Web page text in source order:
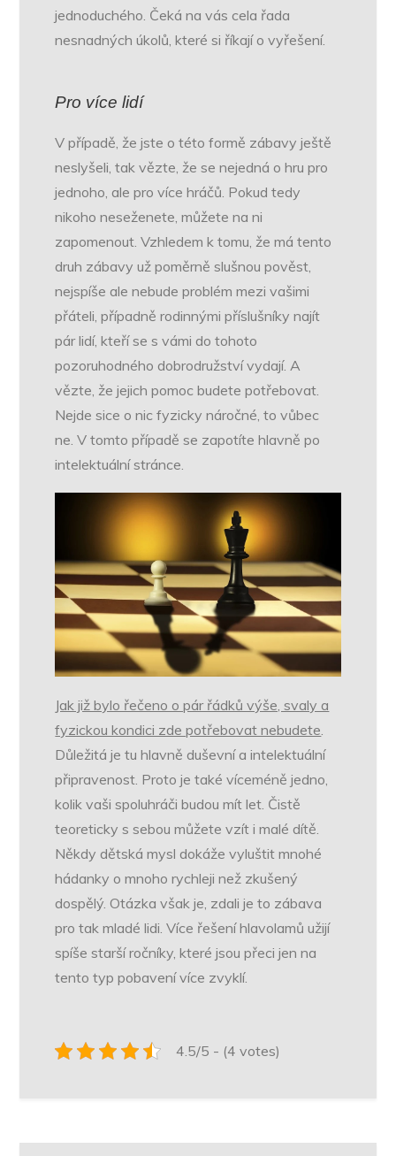
jednoduchého. Čeká na vás cela řada
nesnadných úkolů, které si říkají o vyřešení.
Pro více lidí
V případě, že jste o této formě zábavy ještě
neslyšeli, tak vězte, že se nejedná o hru pro
jednoho, ale pro více hráčů. Pokud tedy
nikoho neseženete, můžete na ni
zapomenout. Vzhledem k tomu, že má tento
druh zábavy už poměrně slušnou pověst,
nejspíše ale nebude problém mezi vašimi
přáteli, případně rodinnými příslušníky najít
pár lidí, kteří se s vámi do tohoto
pozoruhodného dobrodružství vydají. A
vězte, že jejich pomoc budete potřebovat.
Nejde sice o nic fyzicky náročné, to vůbec
ne. V tomto případě se zapotíte hlavně po
intelektuální stránce.
Jak již bylo řečeno o pár řádků výše, svaly a
fyzickou kondici zde potřebovat nebudete.
Důležitá je tu hlavně duševní a intelektuální
připravenost. Proto je také víceméně jedno,
kolik vaši spoluhráči budou mít let. Čistě
teoreticky s sebou můžete vzít i malé dítě.
Někdy dětská mysl dokáže vyluštit mnohé
hádanky o mnoho rychleji než zkušený
dospělý. Otázka však je, zdali je to zábava
pro tak mladé lidi. Více řešení hlavolamů užijí
spíše starší ročníky, které jsou přeci jen na
tento typ pobavení více zvyklí.
4.5/5 - (4 votes)